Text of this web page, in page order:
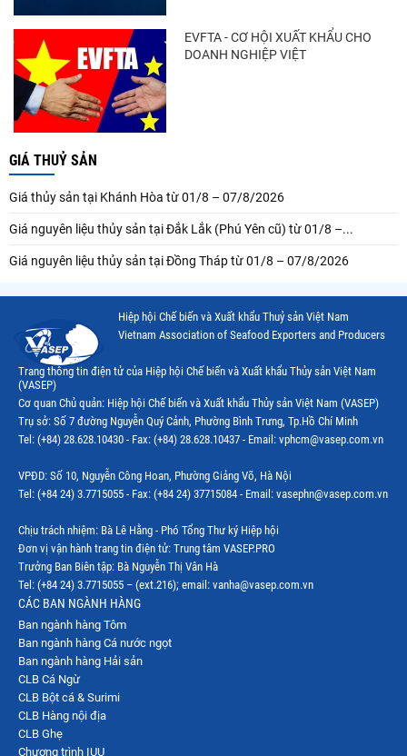
EVFTA - CƠ HỘI XUẤT KHẨU CHO
DOANH NGHIỆP VIỆT
GIÁ THUỶ SẢN
Giá thủy sản tại Khánh Hòa từ 01/8 – 07/8/2026
Giá nguyên liệu thủy sản tại Đắk Lắk (Phú Yên cũ) từ 01/8 –...
Giá nguyên liệu thủy sản tại Đồng Tháp từ 01/8 – 07/8/2026
Hiệp hội Chế biến và Xuất khẩu Thuỷ sản Việt Nam
Vietnam Association of Seafood Exporters and Producers
Trang thông tin điện tử của Hiệp hội Chế biến và Xuất khẩu Thủy sản Việt Nam
(VASEP)
Cơ quan Chủ quản: Hiệp hội Chế biến và Xuất khẩu Thủy sản Việt Nam (VASEP)
Trụ sở: Số 7 đường Nguyễn Quý Cảnh, Phường Bình Trưng, Tp.Hồ Chí Minh
Tel: (+84) 28.628.10430 - Fax: (+84) 28.628.10437 - Email: vphcm@vasep.com.vn
VPĐD: Số 10, Nguyễn Công Hoan, Phường Giảng Võ, Hà Nội
Tel: (+84 24) 3.7715055 - Fax: (+84 24) 37715084 - Email: vasephn@vasep.com.vn
Chịu trách nhiệm: Bà Lê Hằng - Phó Tổng Thư ký Hiệp hội
Đơn vị vận hành trang tin điện tử: Trung tâm VASEP.PRO
Trưởng Ban Biên tập: Bà Nguyễn Thị Vân Hà
Tel: (+84 24) 3.7715055 – (ext.216); email: vanha@vasep.com.vn
CÁC BAN NGÀNH HÀNG
Ban ngành hàng Tôm
Ban ngành hàng Cá nước ngọt
Ban ngành hàng Hải sản
CLB Cá Ngừ
CLB Bột cá & Surimi
CLB Hàng nội địa
CLB Ghẹ
Chương trình IUU